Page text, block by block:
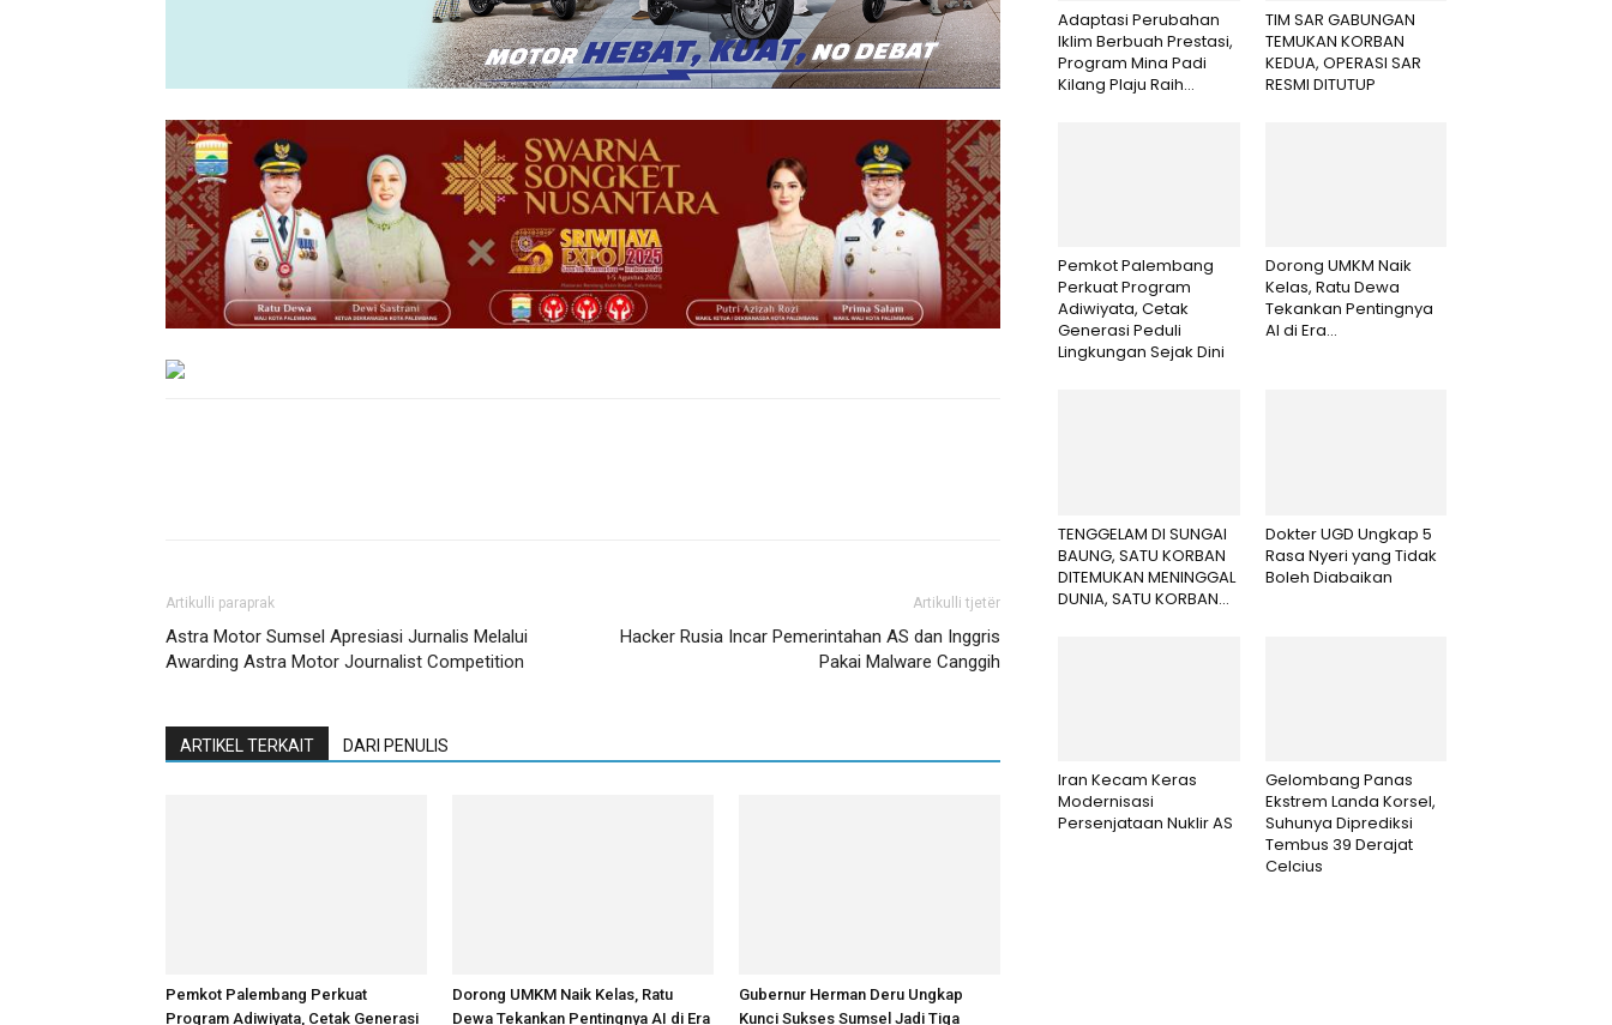
Artikulli paraprak
Astra Motor Sumsel Apresiasi Jurnalis Melalui
Awarding Astra Motor Journalist Competition
Artikulli tjetër
Hacker Rusia Incar Pemerintahan AS dan Inggris
Pakai Malware Canggih
ARTIKEL TERKAIT DARI PENULIS
Pemkot Palembang Perkuat
Program Adiwiyata, Cetak Generasi
Dorong UMKM Naik Kelas, Ratu
Dewa Tekankan Pentingnya AI di Era
Gubernur Herman Deru Ungkap
Kunci Sukses Sumsel Jadi Tiga
Adaptasi Perubahan
Iklim Berbuah Prestasi,
Program Mina Padi
Kilang Plaju Raih...
TIM SAR GABUNGAN
TEMUKAN KORBAN
KEDUA, OPERASI SAR
RESMI DITUTUP
Pemkot Palembang
Perkuat Program
Adiwiyata, Cetak
Generasi Peduli
Lingkungan Sejak Dini
Dorong UMKM Naik
Kelas, Ratu Dewa
Tekankan Pentingnya
AI di Era...
TENGGELAM DI SUNGAI
BAUNG, SATU KORBAN
DITEMUKAN MENINGGAL
DUNIA, SATU KORBAN...
Dokter UGD Ungkap 5
Rasa Nyeri yang Tidak
Boleh Diabaikan
Iran Kecam Keras
Modernisasi
Persenjataan Nuklir AS
Gelombang Panas
Ekstrem Landa Korsel,
Suhunya Diprediksi
Tembus 39 Derajat
Celcius